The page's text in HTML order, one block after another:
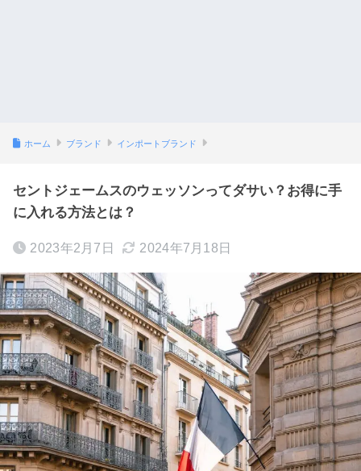
ホーム ブランド インポートブランド
セントジェームスのウェッソンってダサい？お得に手
に入れる方法とは？
2023年2月7日 2024年7月18日